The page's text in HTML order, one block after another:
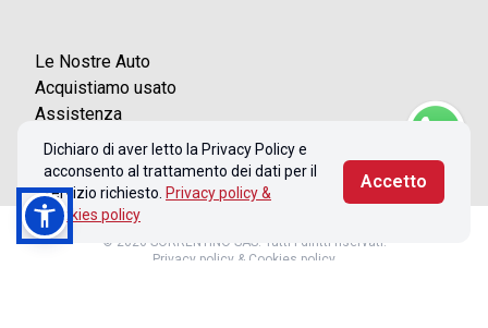
Le Nostre Auto
Acquistiamo usato
Assistenza
Contatti
Dichiaro di aver letto la Privacy Policy e
acconsento al trattamento dei dati per il
servizio richiesto. Privacy policy &
Cookies policy
Accetto
© 2026 SORRENTINO SAS. Tutti i diritti riservati.
Privacy policy & Cookies policy